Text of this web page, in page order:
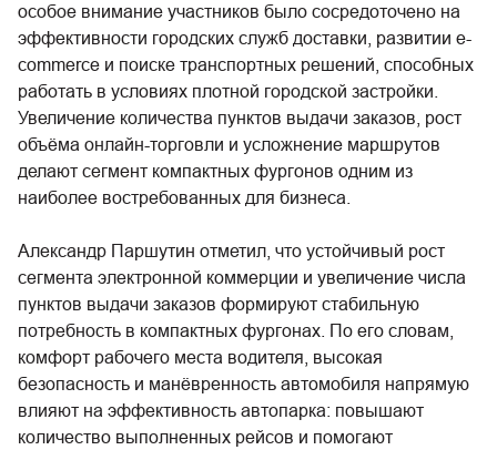
особое внимание участников было сосредоточено на
эффективности городских служб доставки, развитии e-
commerce и поиске транспортных решений, способных
работать в условиях плотной городской застройки.
Увеличение количества пунктов выдачи заказов, рост
объёма онлайн-торговли и усложнение маршрутов
делают сегмент компактных фургонов одним из
наиболее востребованных для бизнеса.
Александр Паршутин отметил, что устойчивый рост
сегмента электронной коммерции и увеличение числа
пунктов выдачи заказов формируют стабильную
потребность в компактных фургонах. По его словам,
комфорт рабочего места водителя, высокая
безопасность и манёвренность автомобиля напрямую
влияют на эффективность автопарка: повышают
количество выполненных рейсов и помогают